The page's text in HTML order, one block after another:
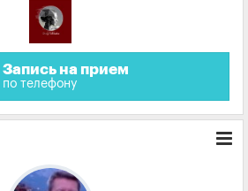
Запись на прием
по телефону